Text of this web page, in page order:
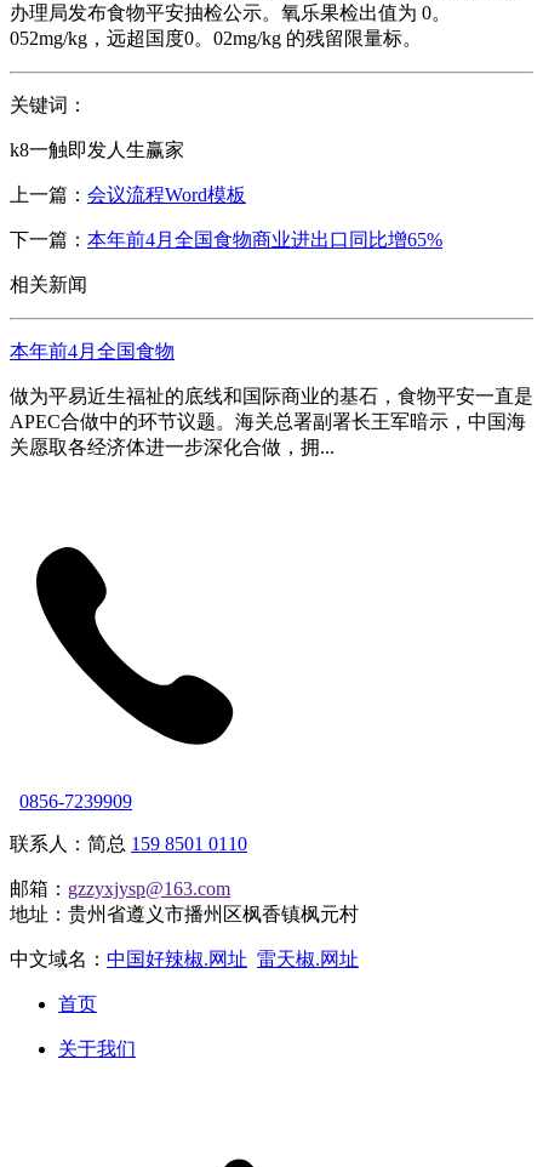
办理局发布食物平安抽检公示。氧乐果检出值为 0。
052mg/kg，远超国度0。02mg/kg 的残留限量标。
关键词：
k8一触即发人生赢家
上一篇： 会议流程Word模板
下一篇： 本年前4月全国食物商业进出口同比增65%
相关新闻
本年前4月全国食物
做为平易近生福祉的底线和国际商业的基石，食物平安一直是
APEC合做中的环节议题。海关总署副署长王军暗示，中国海
关愿取各经济体进一步深化合做，拥...
0856-7239909
联系人：简总 159 8501 0110
邮箱： gzzyxjysp@163.com
地址：贵州省遵义市播州区枫香镇枫元村
中文域名： 中国好辣椒.网址 雷天椒.网址
首页
关于我们